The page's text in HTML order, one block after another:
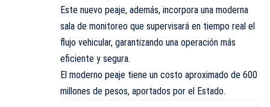
Este nuevo peaje, además, incorpora una moderna
sala de monitoreo que supervisará en tiempo real el
flujo vehicular, garantizando una operación más
eficiente y segura.
El moderno peaje tiene un costo aproximado de 600
millones de pesos, aportados por el Estado.